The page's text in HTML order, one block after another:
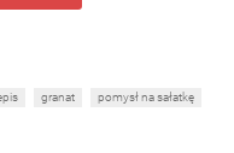
granat
pomysł na sałatkę